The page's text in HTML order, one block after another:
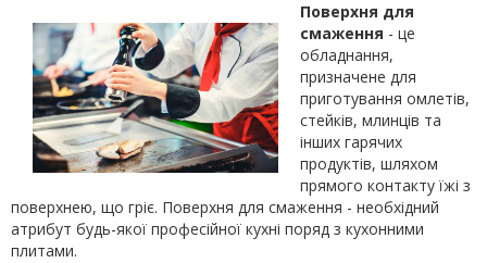
Поверхня для
смаження - це
обладнання,
призначене для
приготування омлетів,
стейків, млинців та
інших гарячих
продуктів, шляхом
прямого контакту їжі з
поверхнею, що гріє. Поверхня для смаження - необхідний
атрибут будь-якої професійної кухні поряд з кухонними
плитами.